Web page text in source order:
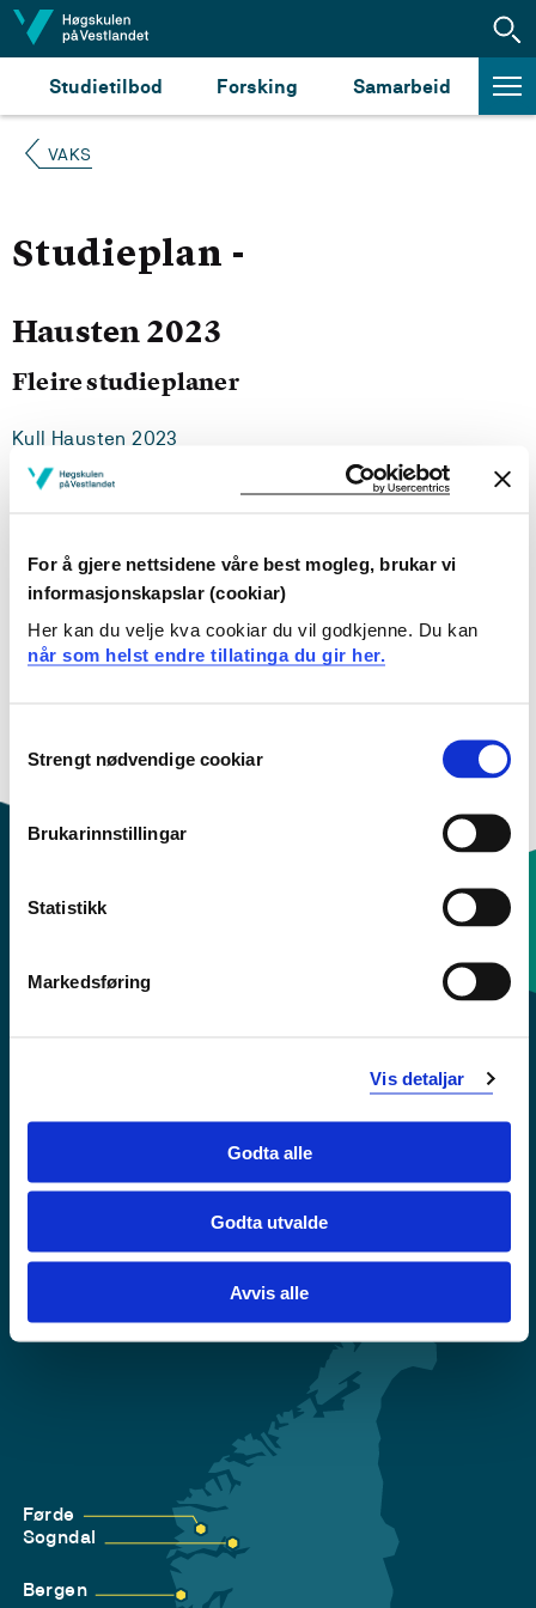
For å gjere nettsidene våre best mogleg, brukar vi
informasjonskapslar (cookiar)
Her kan du velje kva cookiar du vil godkjenne. Du kan
når som helst endre tillatinga du gir her.
Selection
Strengt nødvendige cookiar
Brukarinnstillingar
Statistikk
Markedsføring
Vis detaljar
Godta alle
Godta utvalde
Avvis alle
Hopp til innhald
Studietilbod Forsking Samarbeid
VAKS
Studieplan -
Hausten 2023
Fleire studieplaner
Kull Hausten 2023
Kull Hausten 2022
Kull Hausten 2019
Kull Hausten 2018
Kull Hausten 2016
Krise- og beredskapsnummer
Tilgjengelegheitserklæring
Personvern
Førde
Sogndal
Bergen